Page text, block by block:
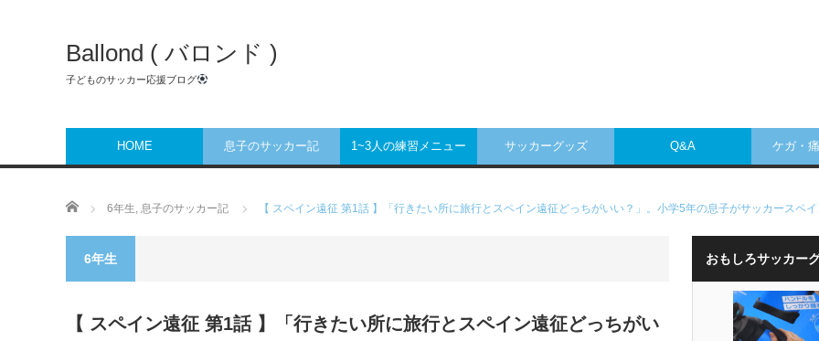
Ballond ( バロンド )
子どものサッカー応援ブログ
HOME 息子のサッカー記 1~3人の練習メニュー サッカーグッズ Q&A ケガ・
ホーム 6年生, 息子のサッカー記 【 スペイン遠征 第1話 】「行きたい所に旅行とスペイン遠征どっちがいい？」。小学5年の息子がサッカースペ
6年生
【 スペイン遠征 第1話 】「行きたい所に旅行とスペイン遠征どっちがい
おもしろサッカー